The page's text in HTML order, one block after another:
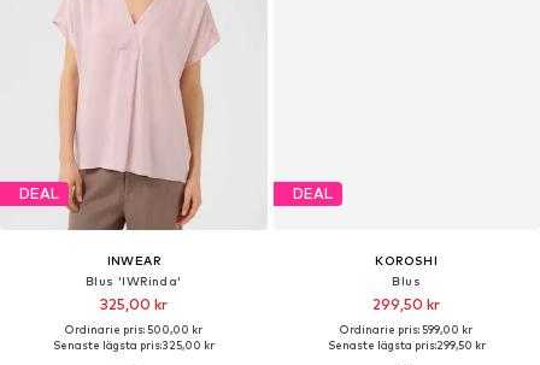
DEAL
INWEAR
Blus 'IWRinda'
325,00 kr
Ordinarie pris: 500,00 kr
Senaste lägsta pris:325,00 kr
DEAL
KOROSHI
Blus
299,50 kr
Ordinarie pris: 599,00 kr
Senaste lägsta pris:299,50 kr